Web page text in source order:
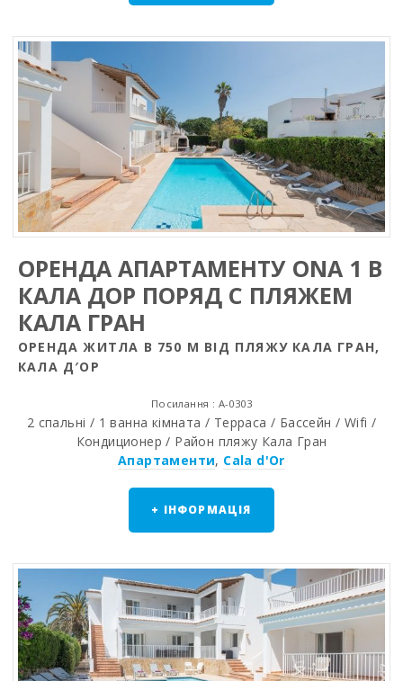
ОРЕНДА АПАРТАМЕНТУ ONA 1 В
КАЛА ДОР ПОРЯД С ПЛЯЖЕМ
КАЛА ГРАН
OРЕНДА ЖИТЛА В 750 М ВIД ПЛЯЖУ КАЛА ГРАН,
КАЛА Д′ОР
Посилання : A-0303
2 спальнi / 1 ванна кiмната / Терраса / Бассейн / Wifi /
Кондиционер / Район пляжy Кала Гран
Апартаменти, Cala d'Or
+ ІНФОРМАЦІЯ